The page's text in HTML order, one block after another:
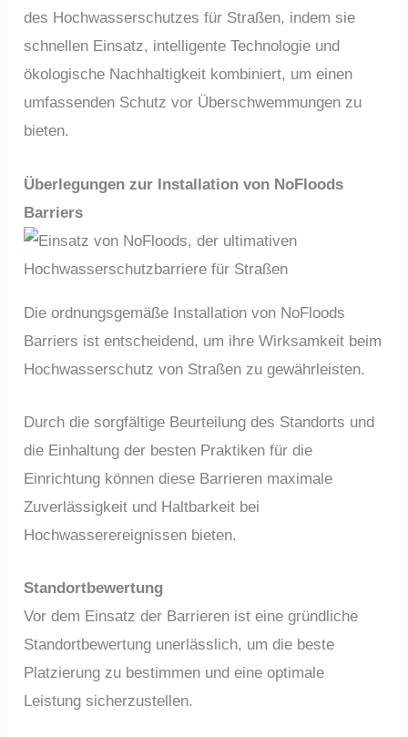
des Hochwasserschutzes für Straßen, indem sie
schnellen Einsatz, intelligente Technologie und
ökologische Nachhaltigkeit kombiniert, um einen
umfassenden Schutz vor Überschwemmungen zu
bieten.
Überlegungen zur Installation von NoFloods
Barriers
Die ordnungsgemäße Installation von NoFloods
Barriers ist entscheidend, um ihre Wirksamkeit beim
Hochwasserschutz von Straßen zu gewährleisten.
Durch die sorgfältige Beurteilung des Standorts und
die Einhaltung der besten Praktiken für die
Einrichtung können diese Barrieren maximale
Zuverlässigkeit und Haltbarkeit bei
Hochwasserereignissen bieten.
Standortbewertung
Vor dem Einsatz der Barrieren ist eine gründliche
Standortbewertung unerlässlich, um die beste
Platzierung zu bestimmen und eine optimale
Leistung sicherzustellen.